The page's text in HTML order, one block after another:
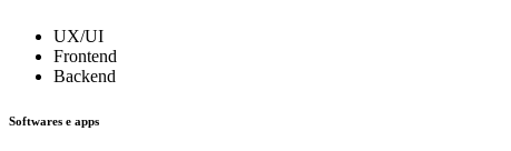
UX/UI
Frontend
Backend
Softwares e apps